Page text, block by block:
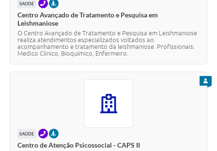
SAÚDE TELEFONEPRESENCIAL
Centro Avançado de Tratamento e Pesquisa em
Leishmaniose
O Centro Avançado de Tratamento e Pesquisa em Leishmaniose
realiza atendimentos especializados voltados ao
acompanhamento e tratamento da leishmaniose. Profissionais:
Medico Clinico, Bioquímico, Enfermeiro.
SAÚDE TELEFONEPRESENCIAL
Centro de Atenção Psicossocial - CAPS II